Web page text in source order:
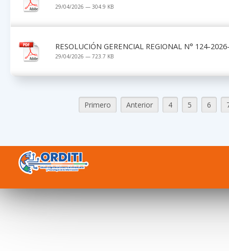
29/04/2026 — 304.9 KB
RESOLUCIÓN GERENCIAL REGIONAL N° 124-
29/04/2026 — 723.7 KB
Primero Anterior 4 5 6